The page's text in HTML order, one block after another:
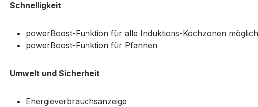
Schnelligkeit
powerBoost-Funktion für alle Induktions-Kochzonen möglich
powerBoost-Funktion für Pfannen
Umwelt und Sicherheit
Energieverbrauchsanzeige